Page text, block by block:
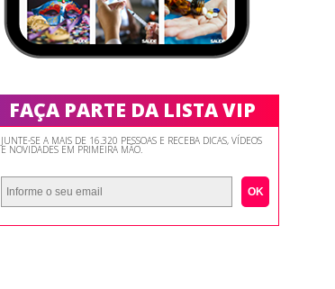
FAÇA PARTE DA LISTA VIP
JUNTE-SE A MAIS DE 16.320 PESSOAS E RECEBA DICAS, VÍDEOS
E NOVIDADES EM PRIMEIRA MÃO.
OK